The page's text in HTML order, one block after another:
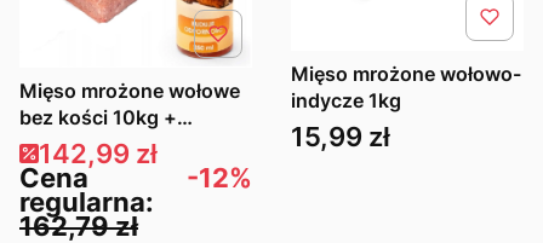
Mięso mrożone wołowe
bez kości 10kg +
drobiowe z kością 10kg
+ olej łososiowy 250ml
Cena promocyjna
142,99 zł
Cena
regularna:
162,79 zł
-12%
Mięso mrożone wołowo-
indycze 1kg
Cena
15,99 zł